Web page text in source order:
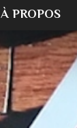
À PROPOS